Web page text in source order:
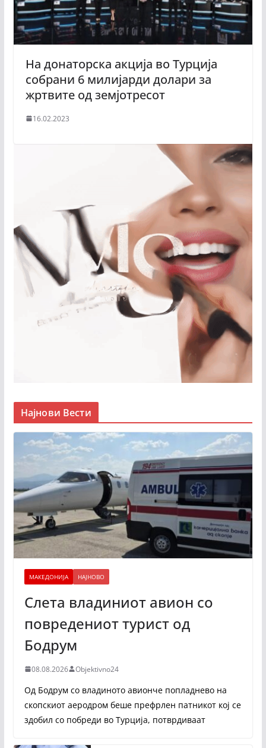
На донаторска акција во Турција
собрани 6 милијарди долари за
жртвите од земјотресот
16.02.2023
Најнови Вести
МАКЕДОНИЈА НАЈНОВО
Слета владиниот авион со
повредениот турист од
Бодрум
08.08.2026 Objektivno24
Од Бодрум со владиното авионче попладнево на
скопскиот аеродром беше префрлен патникот кој се
здобил со побреди во Турција, потврдиваат